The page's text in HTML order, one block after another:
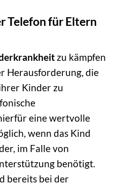
Telefon für Eltern
zu kämpfen
Herausforderung, die
Kinder zu
eine wertvolle
wenn das Kind
im Falle von
benötigt.
bereits bei der